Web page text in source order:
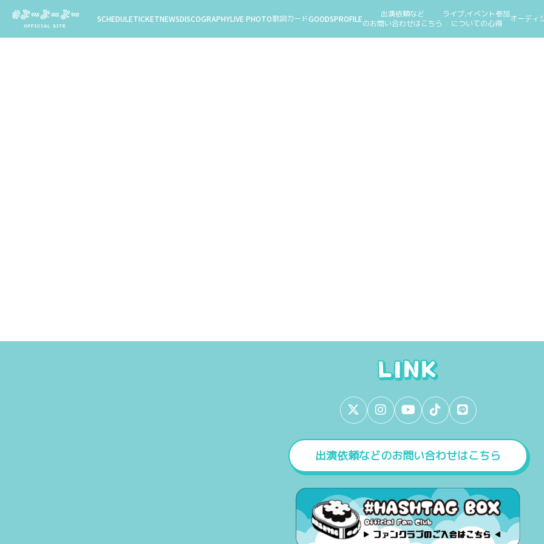
SCHEDULETICKETNEWSDISCOGRAPHYLIVE PHOTO歌詞カードGOODSPROFILE
出演依頼など
のお問い合わせはこちら
ライブ,イベント参加
についての心得
オーディ
出演依頼などのお問い合わせはこちら